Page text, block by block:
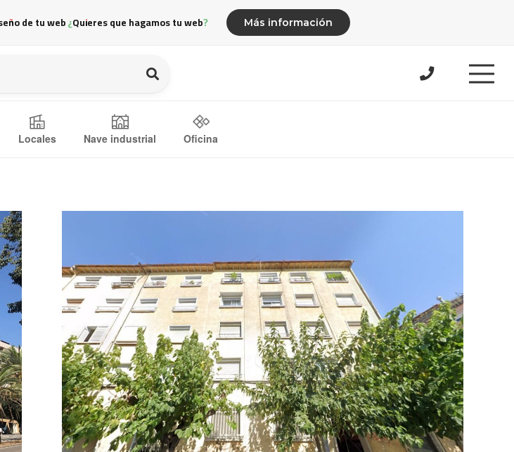
de tu web ¿Quieres que hagamos tu web? Más información
Locales Nave industrial Oficina